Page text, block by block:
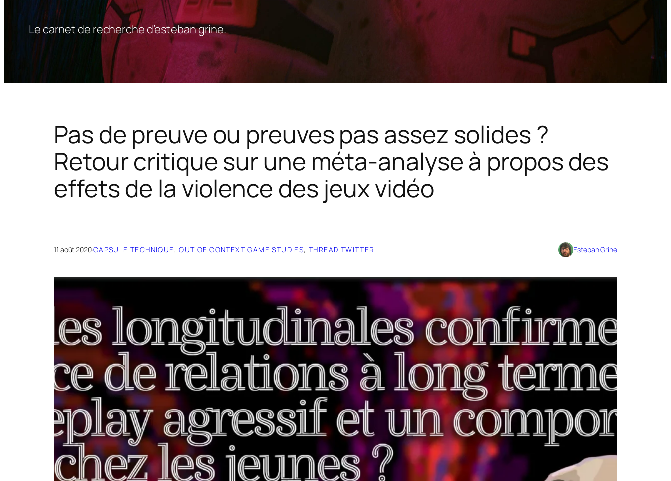
Le carnet de recherche d’esteban grine.
Pas de preuve ou preuves pas assez solides ?
Retour critique sur une méta-analyse à propos des
effets de la violence des jeux vidéo
11 août 2020·CAPSULE TECHNIQUE, OUT OF CONTEXT GAME STUDIES, THREAD TWITTER Esteban Grine